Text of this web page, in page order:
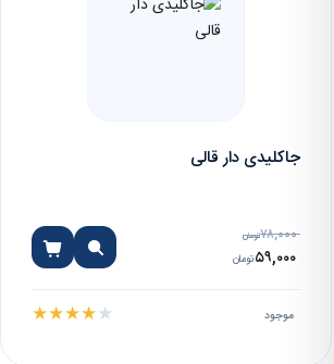
جاکلیدی دار قالی
۷۸,۰۰۰تومان
۵۹,۰۰۰تومان
موجود ★★★★★